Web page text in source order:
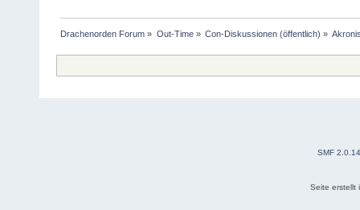
Drachenorden Forum » Out-Time» Con-Diskussionen (öffentlich) »
SMF 2.0.14
Seite erstellt